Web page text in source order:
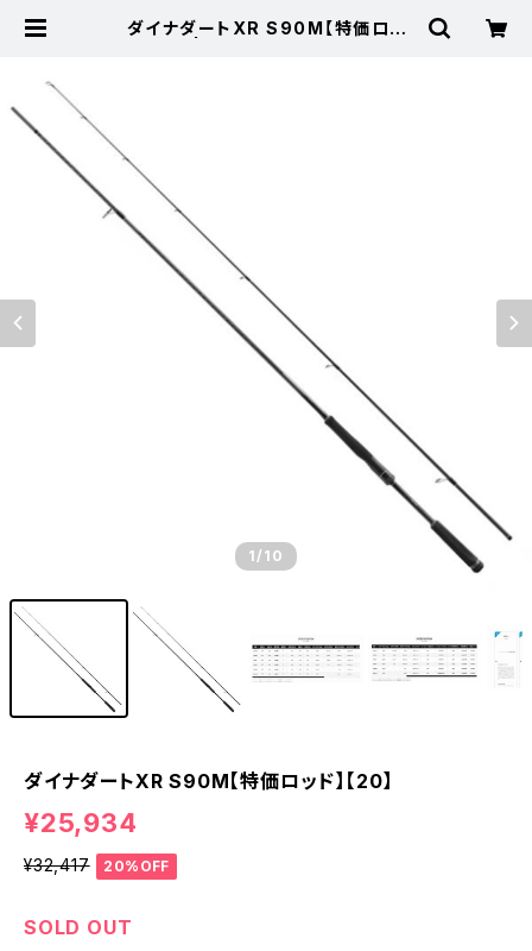
ダイナダートXR S90M【特価ロッ
1 /10
ダイナダートXR S90M【特価ロッド】【20】
¥25,934
¥32,417 20%OFF
SOLD OUT